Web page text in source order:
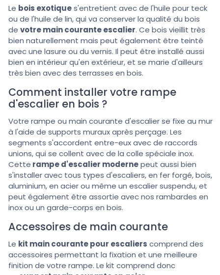
Le bois exotiques'entretient avec de l'huile pour teck
ou de l'huile de lin, qui va conserver la qualité du bois
de votre main courante escalier. Ce bois vieillit très
bien naturellement mais peut également être teinté
avec une lasure ou du vernis. Il peut être installé aussi
bien en intérieur qu'en extérieur, et se marie d'ailleurs
très bien avec des terrasses en bois.
Comment installer votre rampe
d'escalier en bois ?
Votre rampe ou main courante d'escalier se fixe au mur
à l'aide de supports muraux après perçage. Les
segments s'accordent entre-eux avec de raccords
unions, qui se collent avec de la colle spéciale inox.
Cette rampe d'escalier modernepeut aussi bien
s'installer avec tous types d'escaliers, en fer forgé, bois,
aluminium, en acier ou même un escalier suspendu, et
peut également être assortie avec nos rambardes en
inox ou un garde-corps en bois.
Accessoires de main courante
Le kit main courante pour escaliers comprend des
accessoires permettant la fixation et une meilleure
finition de votre rampe. Le kit comprend donc